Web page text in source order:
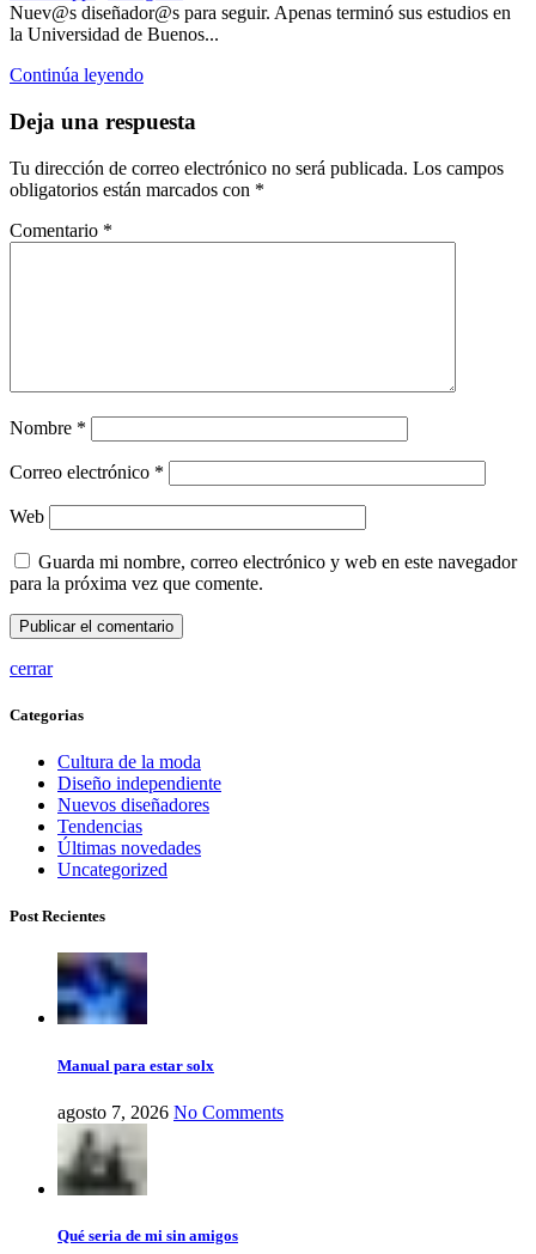
Nuev@s diseñador@s para seguir. Apenas terminó sus estudios en
la Universidad de Buenos...
Continúa leyendo
Deja una respuesta
Tu dirección de correo electrónico no será publicada. Los campos
obligatorios están marcados con *
Comentario *
Nombre *
Correo electrónico *
Web
Guarda mi nombre, correo electrónico y web en este navegador
para la próxima vez que comente.
cerrar
Categorias
Cultura de la moda
Diseño independiente
Nuevos diseñadores
Tendencias
Últimas novedades
Uncategorized
Post Recientes
Manual para estar solx
agosto 7, 2026 No Comments
Qué seria de mi sin amigos